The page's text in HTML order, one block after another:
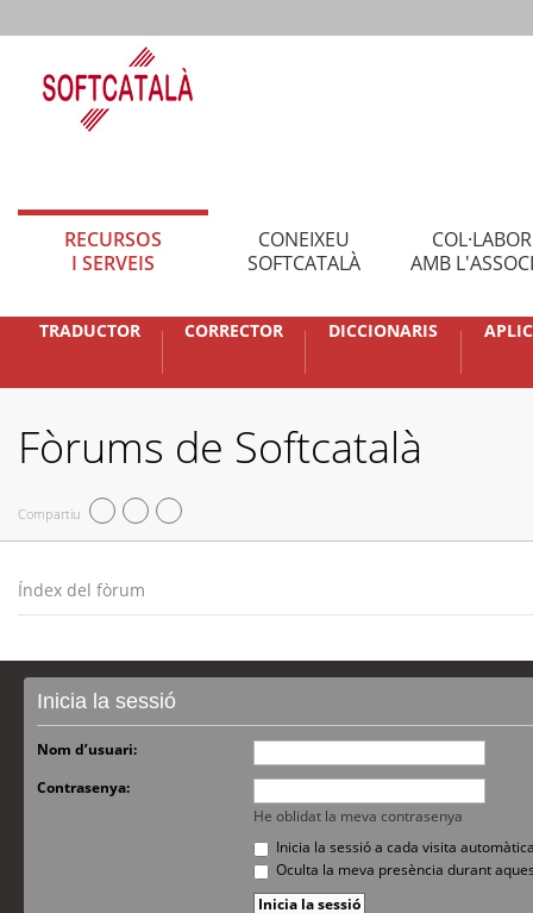
RECURSOS
I SERVEIS
CONEIXEU
SOFTCATALÀ
AMB
TRADUCTOR CORRECTOR DICCIONARIS
Fòrums de Softcatalà
Compartiu
Índex del fòrum
Inicia la sessió
Nom d’usuari:
Contrasenya:
He oblidat la meva contrasenya
Inicia la sessió a cada visita
Oculta la meva presència durant